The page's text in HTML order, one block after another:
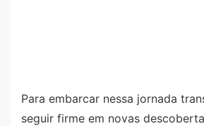
Para embarcar nessa jornada
seguir firme em novas